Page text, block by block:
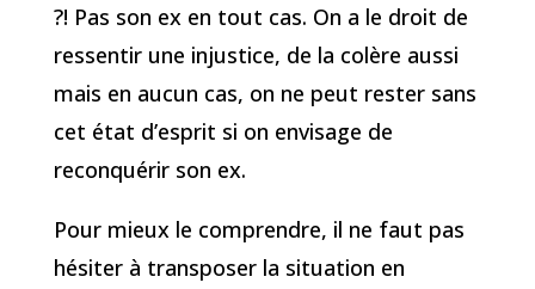
?! Pas son ex en tout cas. On a le droit de
ressentir une injustice, de la colère aussi
mais en aucun cas, on ne peut rester sans
cet état d’esprit si on envisage de
reconquérir son ex.
Pour mieux le comprendre, il ne faut pas
hésiter à transposer la situation en